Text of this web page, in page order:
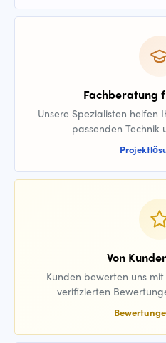
Fachberatung
Unsere Spezialisten helfen
passenden Technik
Von
Kunden bewerten uns
verifizierten